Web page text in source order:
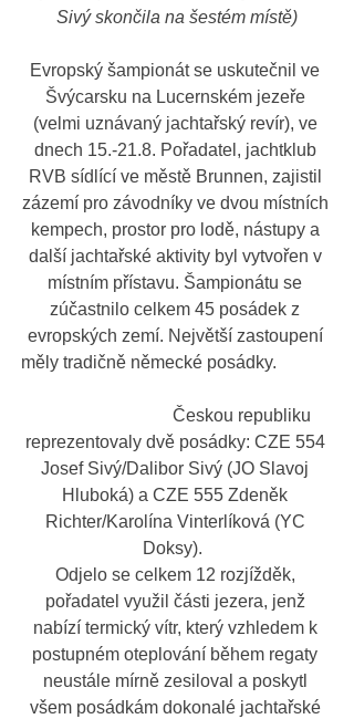
Sivý skončila na šestém místě)
Evropský šampionát se uskutečnil ve
Švýcarsku na Lucernském jezeře
(velmi uznávaný jachtařský revír), ve
dnech 15.-21.8. Pořadatel, jachtklub
RVB sídlící ve městě Brunnen, zajistil
zázemí pro závodníky ve dvou místních
kempech, prostor pro lodě, nástupy a
další jachtařské aktivity byl vytvořen v
místním přístavu. Šampionátu se
zúčastnilo celkem 45 posádek z
evropských zemí. Největší zastoupení
měly tradičně německé posádky.
                              Českou republiku
reprezentovaly dvě posádky: CZE 554
Josef Sivý/Dalibor Sivý (JO Slavoj
Hluboká) a CZE 555 Zdeněk
Richter/Karolína Vinterlíková (YC
Doksy).
Odjelo se celkem 12 rozjížděk,
pořadatel využil části jezera, jenž
nabízí termický vítr, který vzhledem k
postupném oteplování během regaty
neustále mírně zesiloval a poskytl
všem posádkám dokonalé jachtařské